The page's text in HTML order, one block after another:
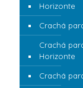
Horizonte
Crachá
Crachá
Horizonte
Crachá